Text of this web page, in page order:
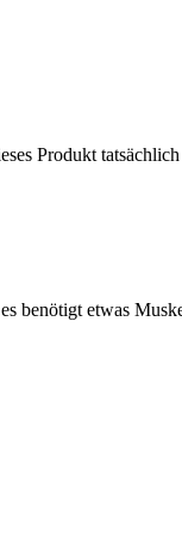
Produkt
benötigt etwas